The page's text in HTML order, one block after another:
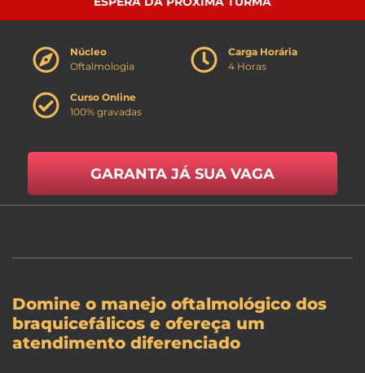
Núcleo
Oftalmologia
Carga Horária
4 Horas
Curso Online
100% gravadas
GARANTA JÁ SUA VAGA
Domine o manejo oftalmológico dos
braquicefálicos e ofereça um
atendimento diferenciado